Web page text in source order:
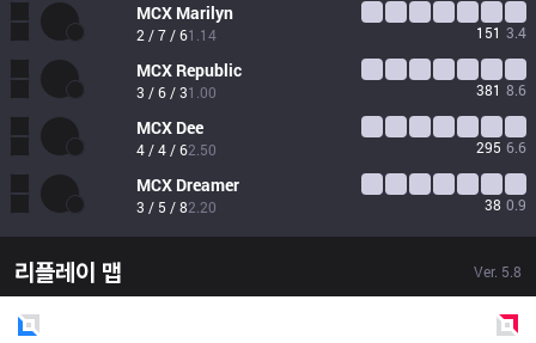
MCX Marilyn
2 / 7 / 61.14 151 3.4
MCX Republic
3 / 6 / 31.00 381 8.6
MCX Dee
4 / 4 / 62.50 295 6.6
MCX Dreamer
3 / 5 / 82.20 38 0.9
리플레이 맵 Ver. 5.8